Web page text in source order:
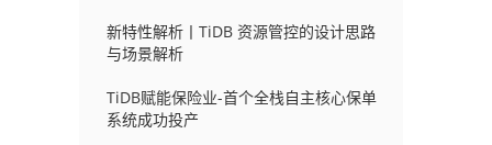
新特性解析丨TiDB 资源管控的设计思路
与场景解析
TiDB赋能保险业-首个全栈自主核心保单
系统成功投产